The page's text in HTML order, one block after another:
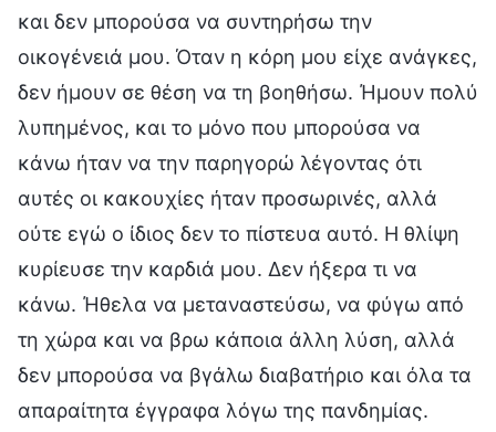
και δεν μπορούσα να συντηρήσω την
οικογένειά μου. Όταν η κόρη μου είχε ανάγκες,
δεν ήμουν σε θέση να τη βοηθήσω. Ήμουν πολύ
λυπημένος, και το μόνο που μπορούσα να
κάνω ήταν να την παρηγορώ λέγοντας ότι
αυτές οι κακουχίες ήταν προσωρινές, αλλά
ούτε εγώ ο ίδιος δεν το πίστευα αυτό. Η θλίψη
κυρίευσε την καρδιά μου. Δεν ήξερα τι να
κάνω. Ήθελα να μεταναστεύσω, να φύγω από
τη χώρα και να βρω κάποια άλλη λύση, αλλά
δεν μπορούσα να βγάλω διαβατήριο και όλα τα
απαραίτητα έγγραφα λόγω της πανδημίας.